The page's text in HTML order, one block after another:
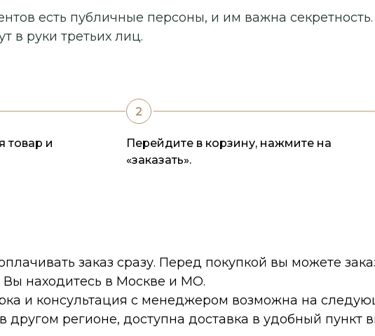
есть публичные персоны, и им важна
в руки третьих лиц.
товар и
Перейдите в корзину, нажмите на
«заказать».
заказ сразу. Перед покупкой вы можете
находитесь в Москве и МО.
и консультация с менеджером возможна на
другом регионе, доступна доставка в удобный пункт